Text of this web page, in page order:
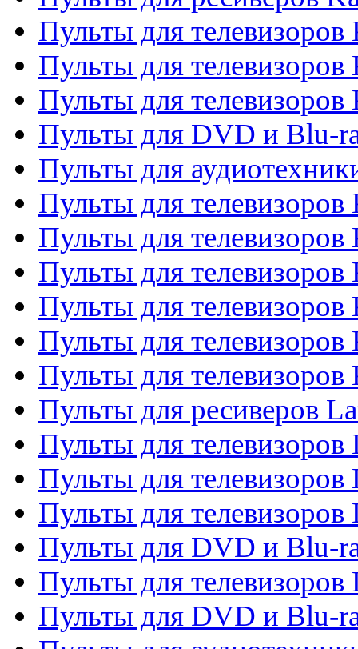
Пульты для телевизоров
Пульты для телевизоров
Пульты для телевизоров
Пульты для DVD и Blu-
Пульты для
Пульты для
Пульты для телевизоров
Пульты для телевизоров
Пульты для телевизоров
Пульты для
Пульты для
Пульты для ресиверов
Пульты для телевизоров
Пульты для телевизоров
Пульты для телевизоров
Пульты для DVD и Blu-
Пульты для телевизоров
Пульты для DVD и Blu-